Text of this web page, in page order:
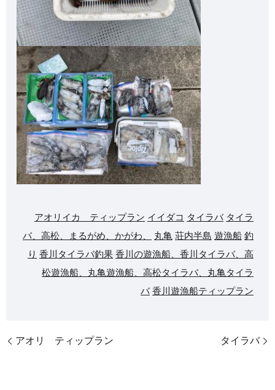
アオリイカ ティップラン イイダコ タイラバ タイラ
バ、高松、まるがめ、かがわ、
丸亀 荘内半島 遊漁船 釣
り 香川タイラバ釣果 香川の遊漁船、香川タイラバ、高
松遊漁船、丸亀遊漁船、高松タイラバ、丸亀タイラ
バ 香川遊漁船ティップラン
アオリ ティップラン タイラバ